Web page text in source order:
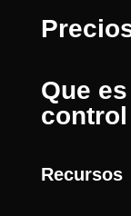
Que
Recursos